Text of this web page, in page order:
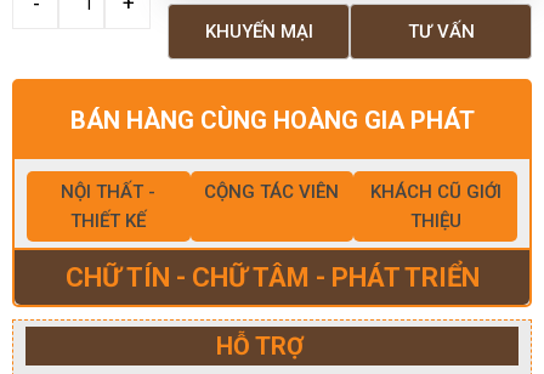
TƯ VẤN
KHUYẾN MẠI
BÁN HÀNG CÙNG HOÀNG GIA PHÁT
NỘI THẤT -
THIẾT KẾ
CỘNG TÁC VIÊN
KHÁCH CŨ GIỚI
THIỆU
CHỮ TÍN - CHỮ TÂM - PHÁT TRIỂN
HỖ TRỢ